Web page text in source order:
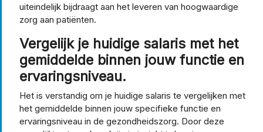
uiteindelijk bijdraagt aan het leveren van hoogwaardige
zorg aan patiënten.
Vergelijk je huidige salaris met het
gemiddelde binnen jouw functie en
ervaringsniveau.
Het is verstandig om je huidige salaris te vergelijken met
het gemiddelde binnen jouw specifieke functie en
ervaringsniveau in de gezondheidszorg. Door deze